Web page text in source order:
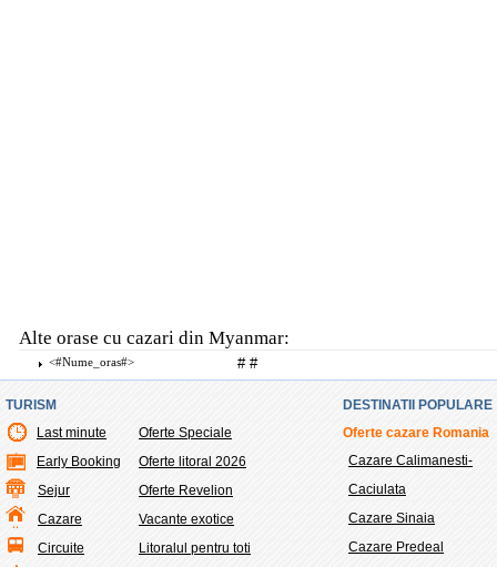
Alte orase cu cazari din Myanmar:
#
<#nume_oras#> #
TURISM
Last minute
Early Booking
Sejur
Cazare
Circuite
Oferte Speciale
Oferte litoral 2026
Oferte Revelion
Vacante exotice
Litoralul pentru toti
DESTINATII POPULARE
Oferte cazare Romania
Cazare Calimanesti-
Caciulata
Cazare Sinaia
Cazare Predeal